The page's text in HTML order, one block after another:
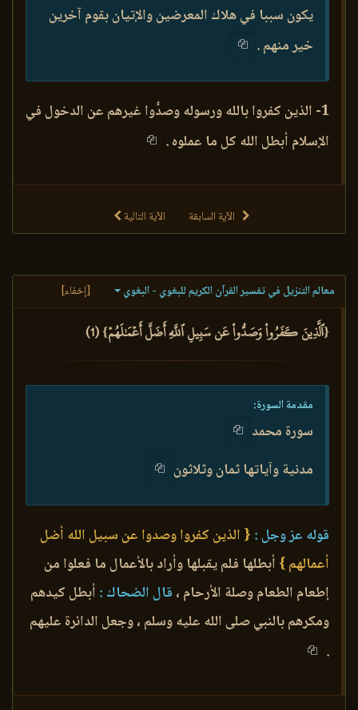
يكون سببا في هلاك المعرضين والإتيان بقوم آخرين
خير منهم .
1- الذين كفروا بالله ورسوله وصدُّوا غيرهم عن الدخول في
الإسلام أبطل الله كل ما عملوه .
الآية السابقة الآية التالية
معالم التنزيل في تفسير القرآن الكريم للبغوي - البغوي [إخفاء]
{ٱلَّذِينَ كَفَرُواْ وَصَدُّواْ عَن سَبِيلِ ٱللَّهِ أَضَلَّ أَعۡمَٰلَهُمۡ} (1)
مقدمة السورة:
سورة محمد
مدنية وآياتها ثمان وثلاثون
قوله عز وجل : { الذين كفروا وصدوا عن سبيل الله أضل
أعمالهم } أبطلها فلم يقبلها وأراد بالأعمال ما فعلوا من
إطعام الطعام وصلة الأرحام ، قال الضحاك : أبطل كيدهم
ومكرهم بالنبي صلى الله عليه وسلم ، وجعل الدائرة عليهم
.